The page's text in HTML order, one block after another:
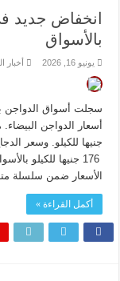
انخفاض جديد
بالأسواق
يونيو 16, 2026 أخبار
سجلت أسواق الدواجن
176 جنيها للكيلو
الأسعار ضمن سلسلة
أكمل القراءة »